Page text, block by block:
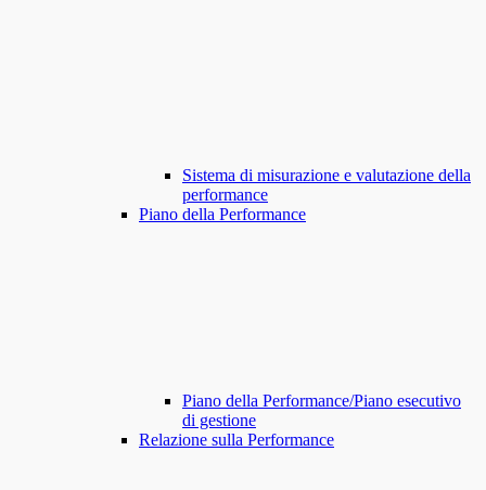
Sistema di misurazione e valutazione della
performance
Piano della Performance
Piano della Performance/Piano esecutivo
di gestione
Relazione sulla Performance